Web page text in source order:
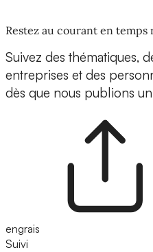
Restez au courant en temps
Suivez des thématiques,
entreprises et des
dès que nous publions
engrais
Suivi